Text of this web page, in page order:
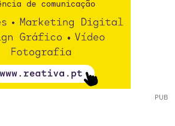
PUB